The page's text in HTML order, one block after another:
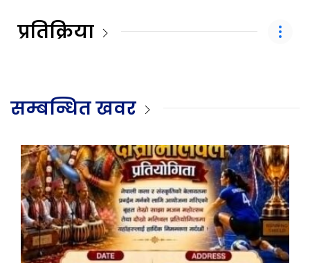
प्रतिक्रिया
सम्बन्धित खवर